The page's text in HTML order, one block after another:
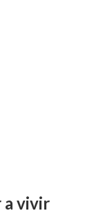
a vivir